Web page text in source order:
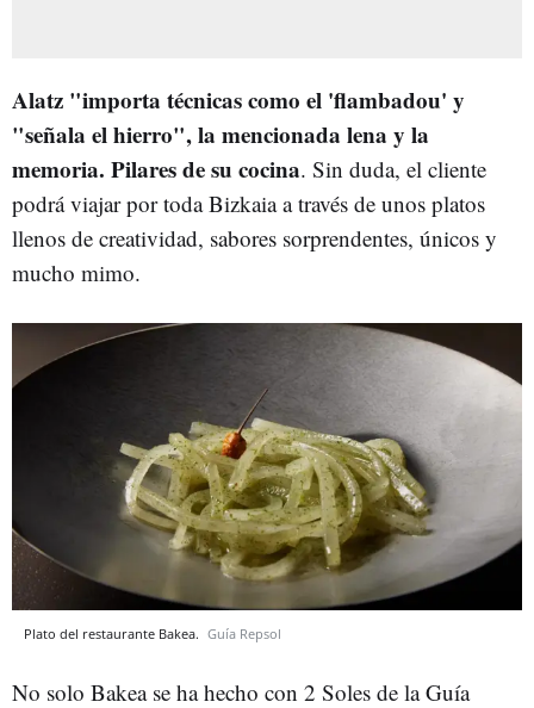
Alatz "importa técnicas como el 'flambadou' y
"señala el hierro", la mencionada lena y la
memoria. Pilares de su cocina. Sin duda, el cliente
podrá viajar por toda Bizkaia a través de unos platos
llenos de creatividad, sabores sorprendentes, únicos y
mucho mimo.
Plato del restaurante Bakea. Guía Repsol
No solo Bakea se ha hecho con 2 Soles de la Guía